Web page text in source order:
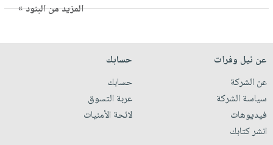
المزيد من البنود »
عن نيل وفرات
عن الشركة
سياسة الشركة
فيديوهات
انشر كتابك
حسابك
حسابك
عربة التسوق
لائحة الأمنيات